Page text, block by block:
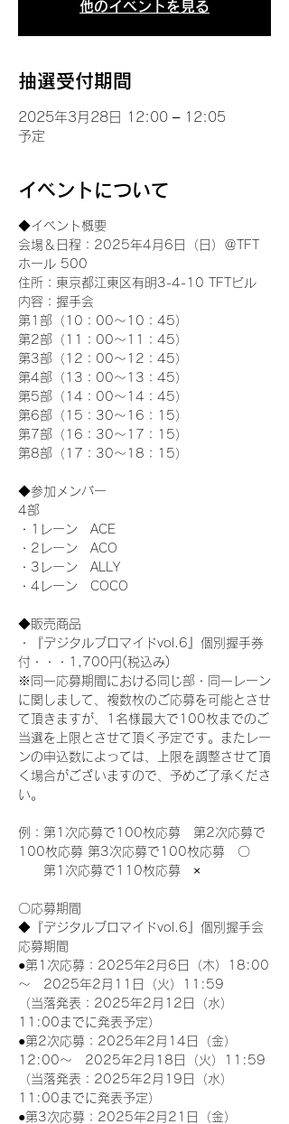
他のイベントを見る
抽選受付期間
2025年3月28日 12:00 – 12:05
予定
イベントについて
◆イベント概要
会場＆日程：2025年4月6日（日）＠TFT
ホール 500
住所：東京都江東区有明3-4-10 TFTビル
内容：握手会
第1部（10：00～10：45）
第2部（11：00～11：45）
第3部（12：00～12：45）
第4部（13：00～13：45）
第5部（14：00～14：45）
第6部（15：30～16：15）
第7部（16：30～17：15）
第8部（17：30～18：15）
◆参加メンバー
4部
・1レーン　ACE
・2レーン　ACO
・3レーン　ALLY
・4レーン　COCO
◆販売商品
・『デジタルブロマイドvol.6』個別握手券
付・・・1,700円(税込み)
※同一応募期間における同じ部・同一レーン
に関しまして、複数枚のご応募を可能とさせ
て頂きますが、1名様最大で100枚までのご
当選を上限とさせて頂く予定です。またレー
ンの申込数によっては、上限を調整させて頂
く場合がございますので、予めご了承くださ
い。
例：第1次応募で100枚応募　第2次応募で
100枚応募 第3次応募で100枚応募　〇
第1次応募で110枚応募　×
〇応募期間
◆『デジタルブロマイドvol.6』個別握手会
応募期間
●第1次応募：2025年2月6日（木）18:00
～　2025年2月11日（火）11:59
（当落発表：2025年2月12日（水）
11:00までに発表予定）
●第2次応募：2025年2月14日（金）
12:00～　2025年2月18日（火）11:59
（当落発表：2025年2月19日（水）
11:00までに発表予定）
●第3次応募：2025年2月21日（金）